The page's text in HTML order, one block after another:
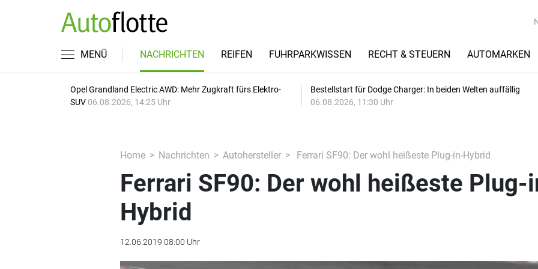
MENÜ NACHRICHTEN REIFEN FUHRPARKWISSEN RECHT & STEUERN AUTOMARKEN
Opel Grandland Electric AWD: Mehr Zugkraft fürs Elektro-
SUV 06.08.2026, 14:25 Uhr
Bestellstart für Dodge Charger: In beiden Welten auffällig
06.08.2026, 11:30 Uhr
Home Nachrichten Autohersteller Ferrari SF90: Der wohl heißeste Plug-in-Hybrid
Ferrari SF90: Der wohl heißeste Plug-
Hybrid
12.06.2019 08:00 Uhr